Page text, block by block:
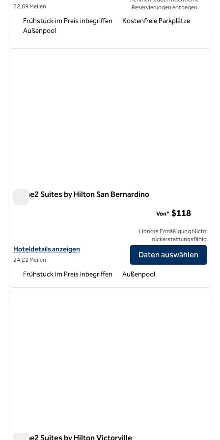
22,69 Meilen
Reservierungen entgegen.
Frühstück im Preis inbegriffen
Kostenfreie Parkplätze
Außenpool
1 von 12
Home2 Suites by Hilton San Bernardino
Hoteldetails für Home2 Suites by Hilton San Bernardino anzeigen
Hoteldetails anzeigen
24,22 Meilen
Von* $118
Honors Ermäßigung Nicht
rückerstattungsfähig
Daten auswählen
Frühstück im Preis inbegriffen Außenpool
1 von 12
Home2 Suites by Hilton Victorville